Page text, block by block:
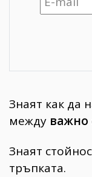
Знаят как да
между важно
Знаят
тръпката.